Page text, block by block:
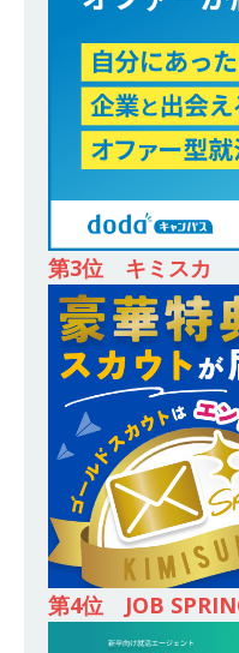
除・
務・
業が
行う
な私服
ド上場
ロパ
[ 2026
ー｜東
200％
付ける
として
休み
極採
[
し 】
第3位 キミスカ
第4位 JOB